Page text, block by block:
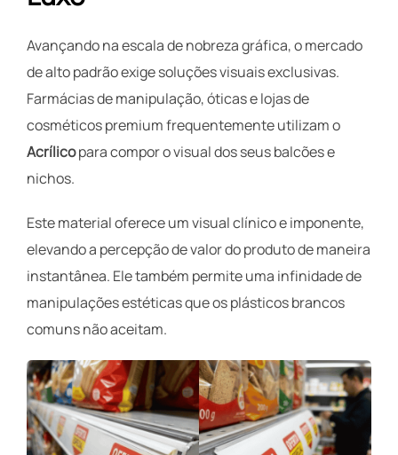
Avançando na escala de nobreza gráfica, o mercado
de alto padrão exige soluções visuais exclusivas.
Farmácias de manipulação, óticas e lojas de
cosméticos premium frequentemente utilizam o
Acrílicopara compor o visual dos seus balcões e
nichos.
Este material oferece um visual clínico e imponente,
elevando a percepção de valor do produto de maneira
instantânea. Ele também permite uma infinidade de
manipulações estéticas que os plásticos brancos
comuns não aceitam.